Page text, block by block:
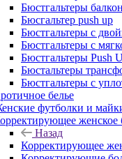
Бюстгальтеры
Бюсгальтер push up
Бюстгальтеры с
Бюстгальтеры с
Бюстгальтеры Push
Бюстальтеры
Бюстгальтеры с
белье
футболки и
женское
Назад
Корректирующее